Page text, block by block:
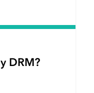
DRM?